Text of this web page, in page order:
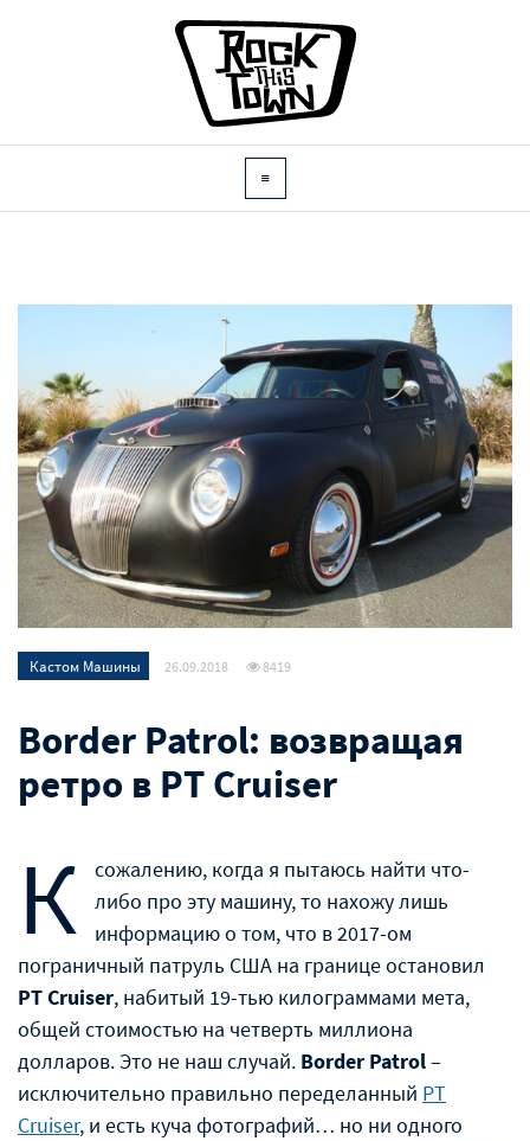
Кастом Машины 26.09.2018 8419
Border Patrol: возвращая
ретро в PT Cruiser
К
сожалению, когда я пытаюсь найти что-
либо про эту машину, то нахожу лишь
информацию о том, что в 2017-ом
пограничный патруль США на границе остановил
PT Cruiser, набитый 19-тью килограммами мета,
общей стоимостью на четверть миллиона
долларов. Это не наш случай. Border Patrol–
исключительно правильно переделанный PT
Cruiser, и есть куча фотографий… но ни одного